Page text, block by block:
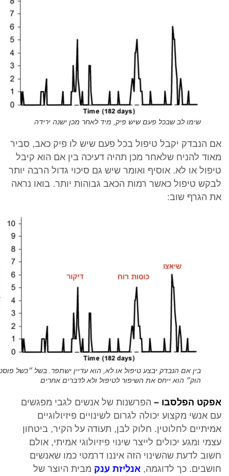
שימו לב שבכל פעם שיש פיק, מיד לאחר מכן ישנה ירידה
אם הנבדק יקבל טיפול בכל פעם שיש לו פיק כאב, סביר
מאוד להניח שלאחר מכן תהיה דעיכה בין אם הוא קיבל
טיפול או לא. אוסיף ואומר שיש גם סיכוי גדול הרבה יותר
לבקש טיפול כאשר רמות הכאב גבוהות יותר. בואו נראה
את הגרף שוב:
בין אם הנבדק יבצע טיפול או לא, הוא עדיין ישתפר. בשל ״כשל
הוק״ הוא ייחס את השיפור לטיפול ולא לדברים אחרים
אפקט הפלסבו – הפרשנות של אנשים לגבי מפגשים
עם אנשי מקצוע יכולה לגרום לשינויים פיזיולוגיים
אמיתיים לחלוטין. חלוק לבן, תעודה על הקיר, ביטחון
עצמי ומגע יכולים לייצר שינוי פיזיולוגי אמיתי, אולם
חשוב לדעת שהשינוי הזה איננו דרמטי כמו שאנשים
חושבים. כך לדוגמה, אנליזת ענק מבית היוצר של